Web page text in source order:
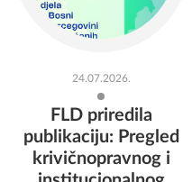
24.07.2026.
FLD priredila
publikaciju: Pregled
krivičnopravnog i